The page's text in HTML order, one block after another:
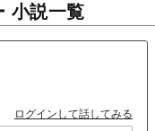
小説一覧
ログインして話してみる